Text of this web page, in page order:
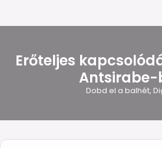
Erőteljes
Antsirabe-
Dobd el a balhét,